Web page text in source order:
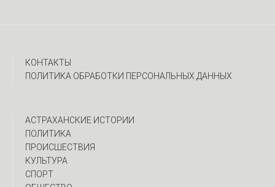
КОНТАКТЫ
ПОЛИТИКА ОБРАБОТКИ ПЕРСОНАЛЬНЫХ ДАННЫХ
АСТРАХАНСКИЕ ИСТОРИИ
ПОЛИТИКА
ПРОИСШЕСТВИЯ
КУЛЬТУРА
СПОРТ